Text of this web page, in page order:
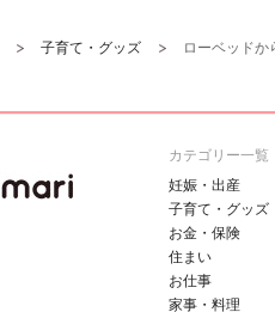
子育て・グッズ ローベッドか
カテゴリー一覧
妊娠・出産
子育て・グッズ
お金・保険
住まい
お仕事
家事・料理